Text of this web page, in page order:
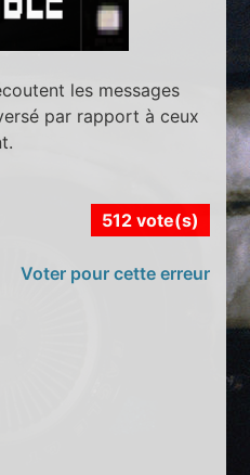
les messages
par rapport à ceux
512 vote(s)
Voter pour cette erreur